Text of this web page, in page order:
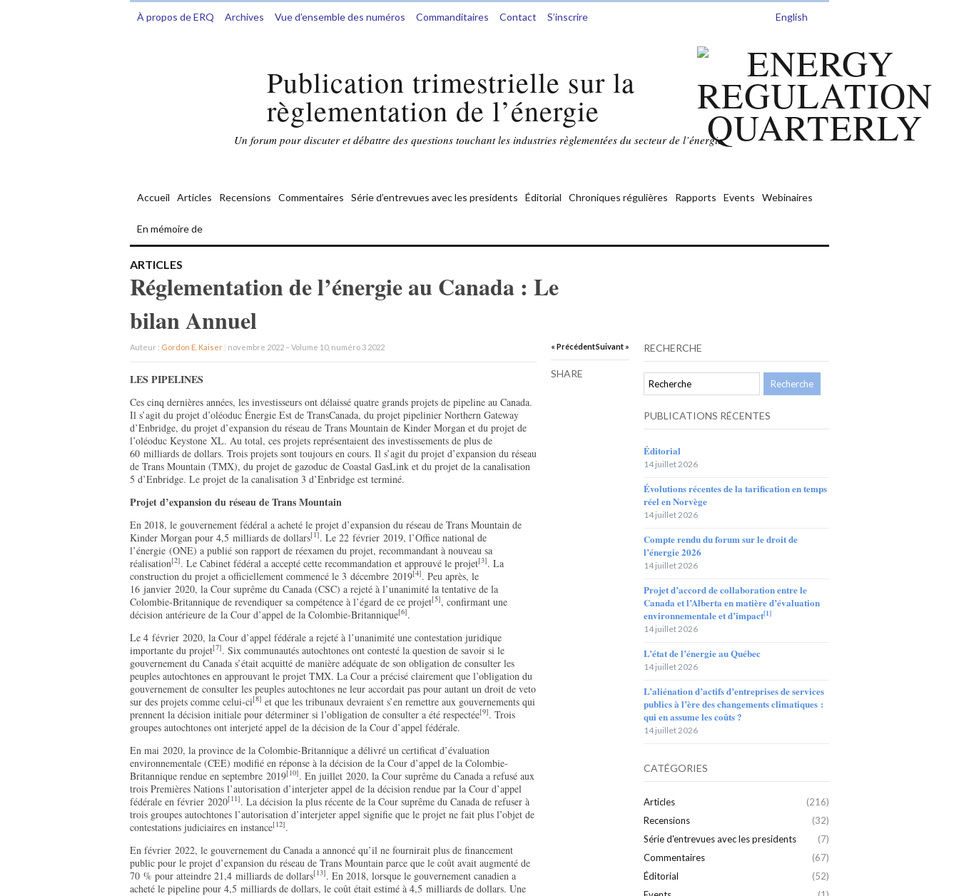
À propos de ERQ Archives Vue d’ensemble des numéros Commanditaires Contact S’inscrire English
Publication trimestrielle sur la
règlementation de l’énergie
Un forum pour discuter et débattre des questions touchant les industries règlementées du secteur de l’énergie.
Accueil Articles Recensions Commentaires Série d’entrevues avec les presidents Éditorial Chroniques régulières Rapports Events Webinaires
En mémoire de
ARTICLES
Réglementation de l’énergie au Canada : Le
bilan Annuel
Auteur : Gordon E. Kaiser | novembre 2022 – Volume 10, numéro 3 2022
LES PIPELINES
Ces cinq dernières années, les investisseurs ont délaissé quatre grands projets de pipeline au Canada.
Il s’agit du projet d’oléoduc Énergie Est de TransCanada, du projet pipelinier Northern Gateway
d’Enbridge, du projet d’expansion du réseau de Trans Mountain de Kinder Morgan et du projet de
l’oléoduc Keystone XL. Au total, ces projets représentaient des investissements de plus de
60 milliards de dollars. Trois projets sont toujours en cours. Il s’agit du projet d’expansion du réseau
de Trans Mountain (TMX), du projet de gazoduc de Coastal GasLink et du projet de la canalisation
5 d’Enbridge. Le projet de la canalisation 3 d’Enbridge est terminé.
Projet d’expansion du réseau de Trans Mountain
En 2018, le gouvernement fédéral a acheté le projet d’expansion du réseau de Trans Mountain de
Kinder Morgan pour 4,5 milliards de dollars[1]. Le 22 février 2019, l’Office national de
l’énergie (ONE) a publié son rapport de réexamen du projet, recommandant à nouveau sa
réalisation[2]. Le Cabinet fédéral a accepté cette recommandation et approuvé le projet[3]. La
construction du projet a officiellement commencé le 3 décembre 2019[4]. Peu après, le
16 janvier 2020, la Cour suprême du Canada (CSC) a rejeté à l’unanimité la tentative de la
Colombie-Britannique de revendiquer sa compétence à l’égard de ce projet[5], confirmant une
décision antérieure de la Cour d’appel de la Colombie-Britannique[6].
Le 4 février 2020, la Cour d’appel fédérale a rejeté à l’unanimité une contestation juridique
importante du projet[7]. Six communautés autochtones ont contesté la question de savoir si le
gouvernement du Canada s’était acquitté de manière adéquate de son obligation de consulter les
peuples autochtones en approuvant le projet TMX. La Cour a précisé clairement que l’obligation du
gouvernement de consulter les peuples autochtones ne leur accordait pas pour autant un droit de veto
sur des projets comme celui-ci[8] et que les tribunaux devraient s’en remettre aux gouvernements qui
prennent la décision initiale pour déterminer si l’obligation de consulter a été respectée[9]. Trois
groupes autochtones ont interjeté appel de la décision de la Cour d’appel fédérale.
En mai 2020, la province de la Colombie-Britannique a délivré un certificat d’évaluation
environnementale (CEE) modifié en réponse à la décision de la Cour d’appel de la Colombie-
Britannique rendue en septembre 2019[10]. En juillet 2020, la Cour suprême du Canada a refusé aux
trois Premières Nations l’autorisation d’interjeter appel de la décision rendue par la Cour d’appel
fédérale en février 2020[11]. La décision la plus récente de la Cour suprême du Canada de refuser à
trois groupes autochtones l’autorisation d’interjeter appel signifie que le projet ne fait plus l’objet de
contestations judiciaires en instance[12].
En février 2022, le gouvernement du Canada a annoncé qu’il ne fournirait plus de financement
public pour le projet d’expansion du réseau de Trans Mountain parce que le coût avait augmenté de
70 % pour atteindre 21,4 milliards de dollars[13]. En 2018, lorsque le gouvernement canadien a
acheté le pipeline pour 4,5 milliards de dollars, le coût était estimé à 4,5 milliards de dollars. Une
« PrécédentSuivant »
SHARE
RECHERCHE
PUBLICATIONS RÉCENTES
Éditorial
14 juillet 2026
Évolutions récentes de la tarification en temps
réel en Norvège
14 juillet 2026
Compte rendu du forum sur le droit de
l’énergie 2026
14 juillet 2026
Projet d’accord de collaboration entre le
Canada et l’Alberta en matière d’évaluation
environnementale et d’impact[1]
14 juillet 2026
L’état de l’énergie au Québec
14 juillet 2026
L’aliénation d’actifs d’entreprises de services
publics à l’ère des changements climatiques :
qui en assume les coûts ?
14 juillet 2026
CATÉGORIES
Articles
(216)
Recensions
(32)
Série d'entrevues avec les presidents
(7)
Commentaires
(67)
Éditorial
(52)